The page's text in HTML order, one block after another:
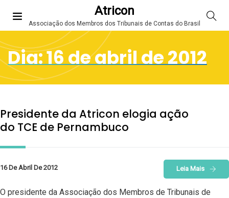
Atricon
Associação dos Membros dos Tribunais de Contas do Brasil
Dia:16 de abril de 2012
Presidente da Atricon elogia ação
do TCE de Pernambuco
16 De Abril De 2012 Leia Mais
O presidente da Associação dos Membros de Tribunais de